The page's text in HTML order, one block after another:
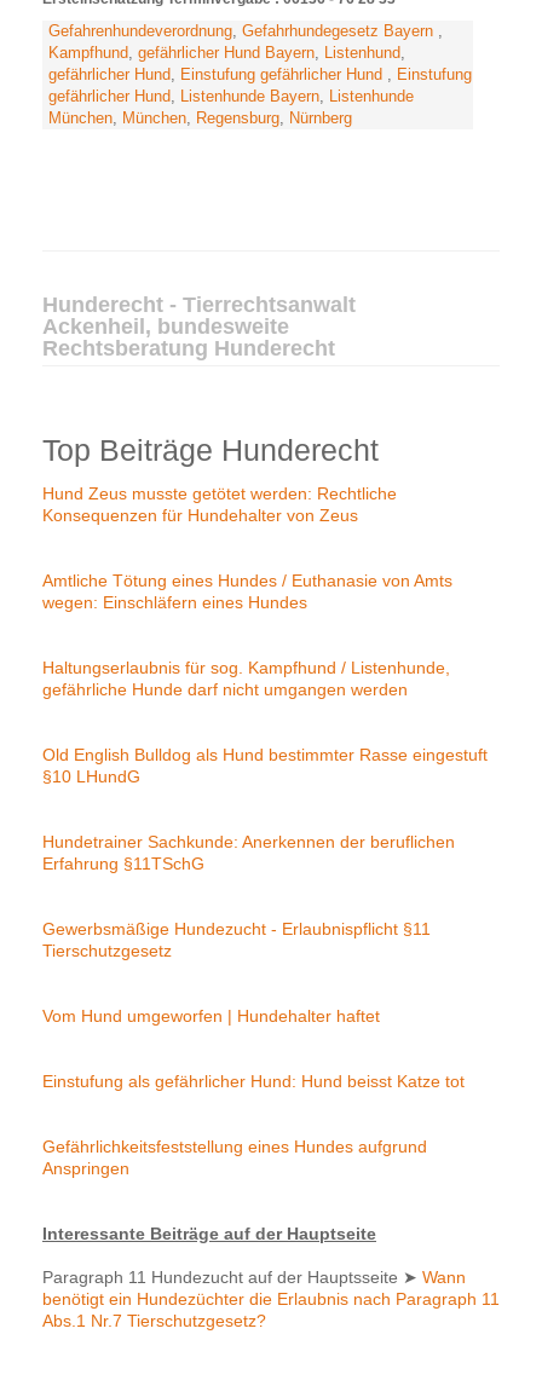
Gefahrenhundeverordnung, Gefahrhundegesetz Bayern ,
Kampfhund, gefährlicher Hund Bayern, Listenhund,
gefährlicher Hund, Einstufung gefährlicher Hund , Einstufung
gefährlicher Hund, Listenhunde Bayern, Listenhunde
München, München, Regensburg, Nürnberg
Hunderecht - Tierrechtsanwalt
Ackenheil, bundesweite
Rechtsberatung Hunderecht
Top Beiträge Hunderecht
Hund Zeus musste getötet werden: Rechtliche
Konsequenzen für Hundehalter von Zeus
Amtliche Tötung eines Hundes / Euthanasie von Amts
wegen: Einschläfern eines Hundes
Haltungserlaubnis für sog. Kampfhund / Listenhunde,
gefährliche Hunde darf nicht umgangen werden
Old English Bulldog als Hund bestimmter Rasse eingestuft
§10 LHundG
Hundetrainer Sachkunde: Anerkennen der beruflichen
Erfahrung §11TSchG
Gewerbsmäßige Hundezucht - Erlaubnispflicht §11
Tierschutzgesetz
Vom Hund umgeworfen | Hundehalter haftet
Einstufung als gefährlicher Hund: Hund beisst Katze tot
Gefährlichkeitsfeststellung eines Hundes aufgrund
Anspringen
Interessante Beiträge auf der Hauptseite
Paragraph 11 Hundezucht auf der Hauptsseite ➤ Wann
benötigt ein Hundezüchter die Erlaubnis nach Paragraph 11
Abs.1 Nr.7 Tierschutzgesetz?